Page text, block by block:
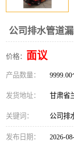
公司排水管道
价格： 面议
产品数量： 9999.00
发货地址： 甘肃省
关键词： 公司排
发布日期： 2026-